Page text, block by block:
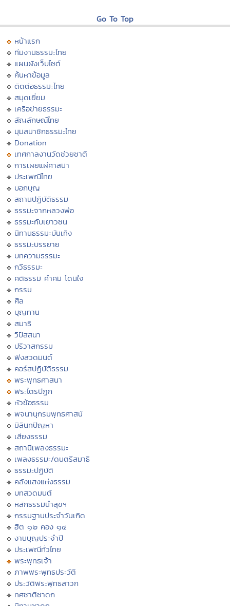
Go To Top
หน้าแรก
ทีมงานธรรมะไทย
แผนผังเว็บไซต์
ค้นหาข้อมูล
ติดต่อธรรมะไทย
สมุดเยี่ยม
เครือข่ายธรรมะ
สัญลักษณ์ไทย
มุมสมาชิกธรรมะไทย
Donation
เทศกาลงานวัดช่วยชาติ
การเผยแผ่ศาสนา
ประเพณีไทย
บอกบุญ
สถานปฏิบัติธรรม
ธรรมะจากหลวงพ่อ
ธรรมะกับเยาวชน
นิทานธรรมะบันเทิง
ธรรมะบรรยาย
บทความธรรมะ
กวีธรรมะ
คติธรรม คำคม โดนใจ
กรรม
ศีล
บุญทาน
สมาธิ
วิปัสสนา
ปริวาสกรรม
ฟังสวดมนต์
คอร์สปฏิบัติธรรม
พระพุทธศาสนา
พระไตรปิฏก
หัวข้อธรรม
พจนานุกรมพุทธศาสน์
มิลินทปัญหา
เสียงธรรม
สถานีเพลงธรรมะ
เพลงธรรมะ/ดนตรีสมาธิ
ธรรมะปฏิบัติ
คลังแสงแห่งธรรม
บทสวดมนต์
หลักธรรมนำสุขฯ
กรรมฐานประจำวันเกิด
ฮีต ๑๒ คอง ๑๔
งานบุญประจำปี
ประเพณีทั่วไทย
พระพุทธเจ้า
ภาพพระพุทธประวัติ
ประวัติพระพุทธสาวก
ทศชาติชาดก